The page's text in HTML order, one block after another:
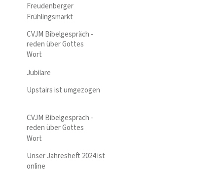
Freudenberger
Frühlingsmarkt
CVJM Bibelgespräch -
reden über Gottes
Wort
Jubilare
Upstairs ist umgezogen
CVJM Bibelgespräch -
reden über Gottes
Wort
Unser Jahresheft 2024 ist
online